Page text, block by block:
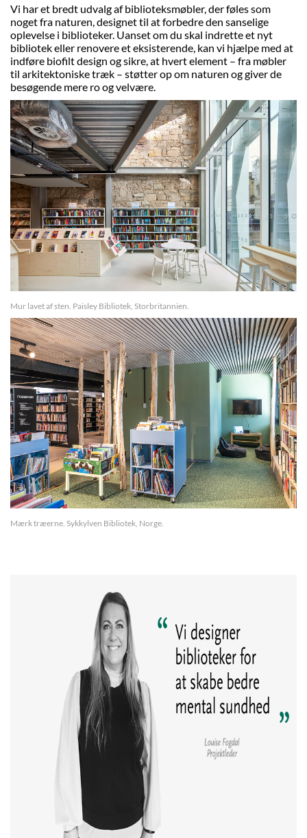
Vi har et bredt udvalg af biblioteksmøbler, der føles som
noget fra naturen, designet til at forbedre den sanselige
oplevelse i biblioteker. Uanset om du skal indrette et nyt
bibliotek eller renovere et eksisterende, kan vi hjælpe med at
indføre biofilt design og sikre, at hvert element – fra møbler
til arkitektoniske træk – støtter op om naturen og giver de
besøgende mere ro og velvære.
Mur lavet af sten. Paisley Bibliotek, Storbritannien.
Mærk træerne. Sykkylven Bibliotek, Norge.